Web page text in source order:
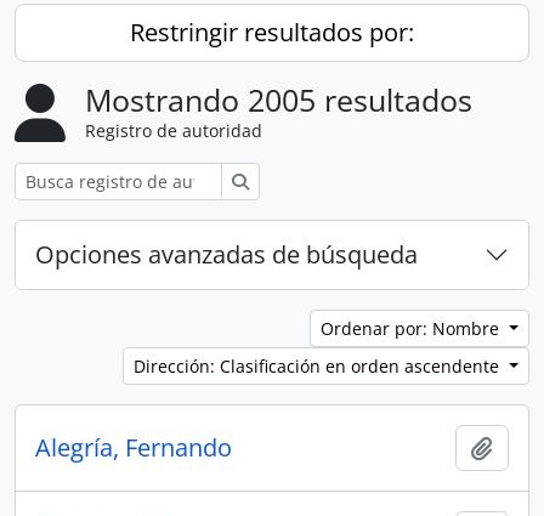
Restringir resultados por:
Mostrando 2005 resultados
Registro de autoridad
Opciones avanzadas de búsqueda
Ordenar por: Nombre
Dirección: Clasificación en orden ascendente
Alegría, Fernando